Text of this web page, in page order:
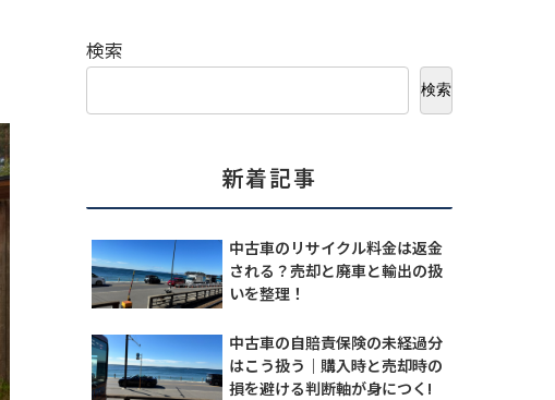
検索
検索
新着記事
中古車のリサイクル料金は返金
される？売却と廃車と輸出の扱
いを整理！
中古車の自賠責保険の未経過分
はこう扱う｜購入時と売却時の
損を避ける判断軸が身につく!